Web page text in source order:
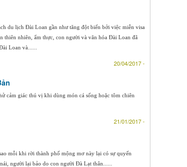
du lịch Đài Loan gần như tăng đột biến bởi việc miễn visa
thiên nhiên, ẩm thực, con người và văn hóa Đài Loan đã
Loan và......
20/04/2017 -
cảm giác thú vị khi dùng món cá sống hoặc tôm chiên
21/01/2017 -
mỗi khi rời thành phố mộng mơ này lại có sự quyến
người lại bảo do con người Đà Lạt thân......